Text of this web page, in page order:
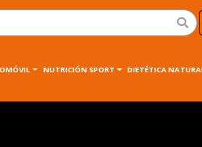
NUTRICIÓN SPORT DIETÉTICA